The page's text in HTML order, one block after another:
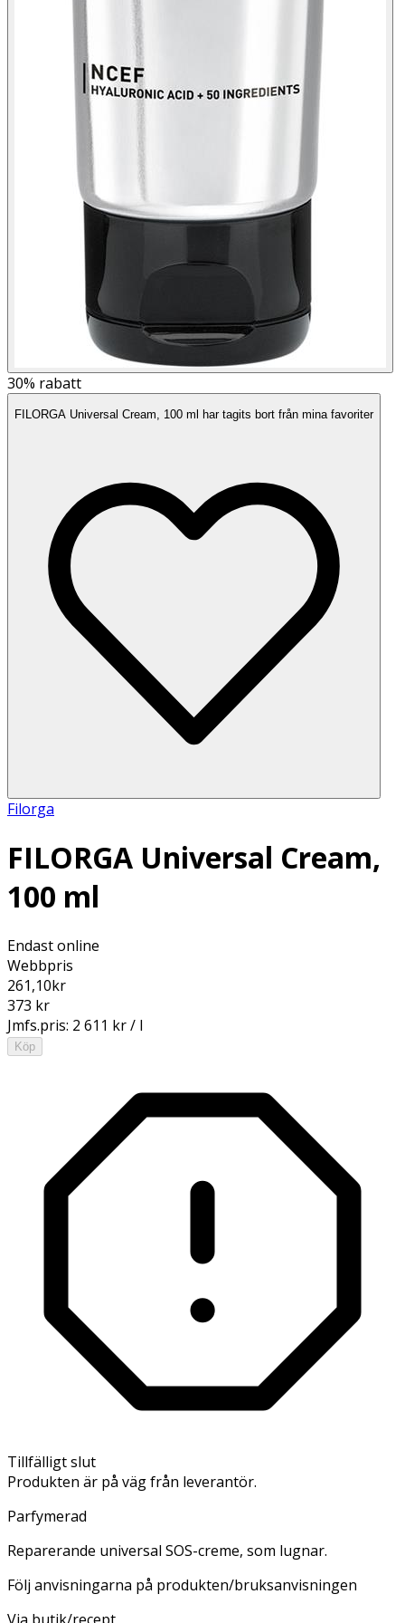
30% rabatt
FILORGA Universal Cream, 100 ml har tagits bort från mina favoriter
Filorga
FILORGA Universal Cream,
100 ml
Endast online
Webbpris
261,10kr
373 kr
Jmfs.pris: 2 611 kr / l
Köp
Tillfälligt slut
Produkten är på väg från leverantör.
Parfymerad
Reparerande universal SOS-creme, som lugnar.
Följ anvisningarna på produkten/bruksanvisningen
Via butik/recept